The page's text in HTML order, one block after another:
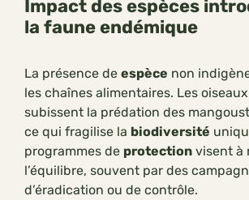
Impact des espèces
la faune endémique
La présence de espèce non
les chaînes alimentaires. Les
subissent la prédation des
ce qui fragilise la biodiversité
programmes de protection visent à
l’équilibre, souvent par des
d’éradication ou de contrôle.